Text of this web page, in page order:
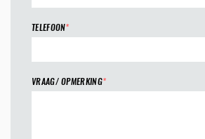
TELEFOON*
VRAAG/ OPMERKING*